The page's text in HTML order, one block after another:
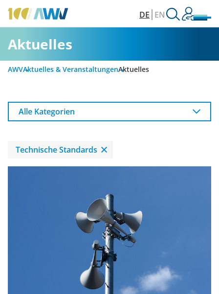
DE EN
Aktuelles
AWVAktuelles & VeranstaltungenAktuelles
Alle Kategorien
Technische Standards